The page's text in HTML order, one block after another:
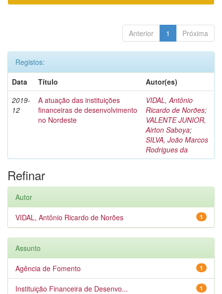
Anterior 1 Próxima
Registos:
Data
Título
Autor(es)
2019-
12
A atuação das instituições
financeiras de desenvolvimento
no Nordeste
VIDAL, Antônio
Ricardo de Norões;
VALENTE JUNIOR,
Airton Saboya;
SILVA, João Marcos
Rodrigues da
Refinar
Autor
1
VIDAL, Antônio Ricardo de Norões
Assunto
1
Agência de Fomento
1
Instituição Financeira de Desenvo...